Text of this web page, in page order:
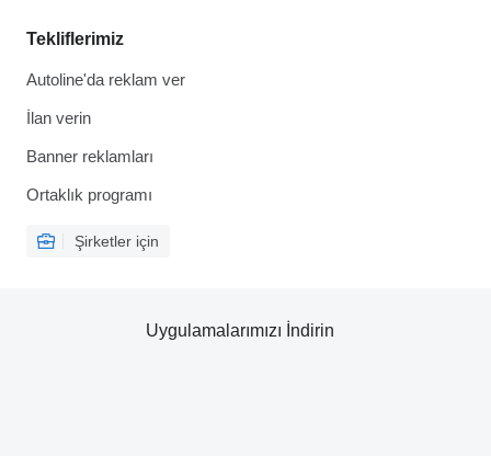
Tekliflerimiz
Autoline'da reklam ver
İlan verin
Banner reklamları
Ortaklık programı
Şirketler için
Uygulamalarımızı İndirin